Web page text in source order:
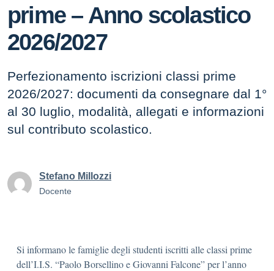
prime – Anno scolastico
2026/2027
Perfezionamento iscrizioni classi prime
2026/2027: documenti da consegnare dal 1°
al 30 luglio, modalità, allegati e informazioni
sul contributo scolastico.
Stefano Millozzi
Docente
Si informano le famiglie degli studenti iscritti alle classi prime
dell’I.I.S. “Paolo Borsellino e Giovanni Falcone” per l’anno